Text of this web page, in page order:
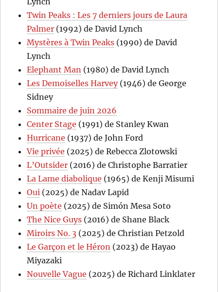
Twin Peaks : Les 7 derniers jours de Laura
Palmer (1992) de David Lynch
Mystères à Twin Peaks (1990) de David
Lynch
Elephant Man (1980) de David Lynch
Les Demoiselles Harvey(1946) de George
Sidney
Sommaire de juin 2026
Center Stage (1991) de Stanley Kwan
Hurricane (1937) de John Ford
Vie privée (2025) de Rebecca Zlotowski
L’Outsider (2016) de Christophe Barratier
La Lame diabolique (1965) de Kenji Misumi
Oui (2025) de Nadav Lapid
Un poète (2025) de Simón Mesa Soto
The Nice Guys (2016) de Shane Black
Miroirs No. 3 (2025) de Christian Petzold
Le Garçon et le Héron (2023) de Hayao
Miyazaki
Nouvelle Vague (2025) de Richard Linklater